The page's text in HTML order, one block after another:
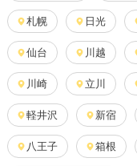
札幌 日光
仙台 川越
川崎 立川
軽井沢 新宿
八王子 箱根